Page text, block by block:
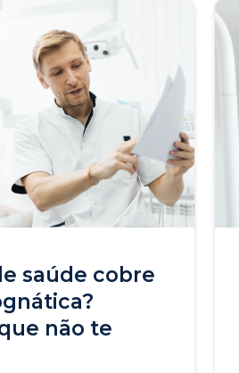
saúde cobre
não te